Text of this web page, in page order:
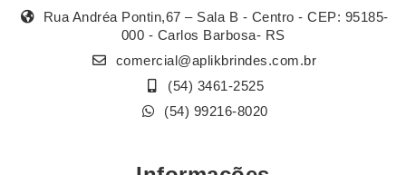
Rua Andréa Pontin,67 – Sala B - Centro - CEP: 95185-
000 - Carlos Barbosa- RS
comercial@aplikbrindes.com.br
(54) 3461-2525
(54) 99216-8020